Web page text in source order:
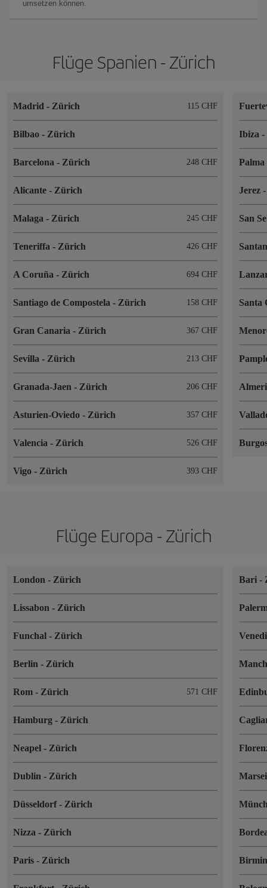
umsetzen können.
Flüge Spanien - Zürich
Madrid - Zürich 115 CHF
Bilbao - Zürich
Barcelona - Zürich 248 CHF
Alicante - Zürich
Malaga - Zürich 245 CHF
Teneriffa - Zürich 426 CHF
A Coruña - Zürich 694 CHF
Santiago de Compostela - Zürich 158 CHF
Gran Canaria - Zürich 367 CHF
Sevilla - Zürich 213 CHF
Granada-Jaen - Zürich 206 CHF
Asturien-Oviedo - Zürich 357 CHF
Valencia - Zürich 526 CHF
Vigo - Zürich 393 CHF
Ibiza-
Jerez
San
Santa
Flüge Europa - Zürich
London - Zürich
Lissabon - Zürich
Funchal - Zürich
Berlin - Zürich
Rom - Zürich 571 CHF
Hamburg - Zürich
Neapel - Zürich
Dublin - Zürich
Düsseldorf- Zürich
Nizza - Zürich
Paris - Zürich
Bari-